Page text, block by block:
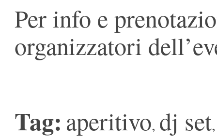
Per info e
organizzatori
Tag: aperitivo, dj set